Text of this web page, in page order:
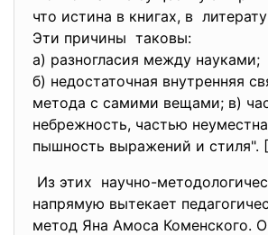
что истина в книгах, в
Эти причины таковы:
а) разногласия между науками;
б) недостаточная внутренняя
метода с самими вещами; в)
небрежность, частью
пышность выражений и стиля".
Из этих научно-
напрямую вытекает
метод Яна Амоса Коменского.